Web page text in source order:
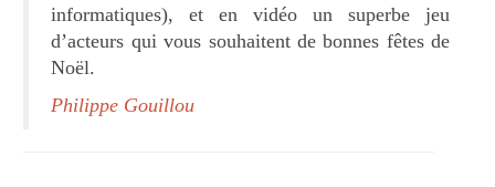
informatiques), et en vidéo un superbe jeu
d’acteurs qui vous souhaitent de bonnes fêtes de
Noël.
Philippe Gouillou